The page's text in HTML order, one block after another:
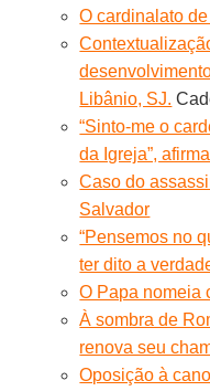
O cardinalato
Libânio, SJ.
“Sinto-me o
da Igreja”,
Caso do
Salvador
“Pensemos no
ter dito a
O Papa nomeia
À sombra de
renova seu
Oposição à